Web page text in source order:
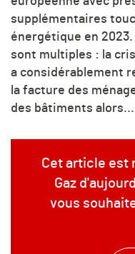
supplémentaires
énergétique en
sont multiples : la
a considérablement
la facture des
des bâtiments alors...
Cet article est
Gaz
vous